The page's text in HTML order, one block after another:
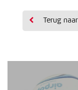
Terug